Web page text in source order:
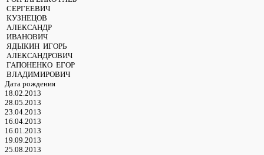
СЕРГЕЕВИЧ
КУЗНЕЦОВ
АЛЕКСАНДР
ИВАНОВИЧ
ЯДЫКИН ИГОРЬ
АЛЕКСАНДРОВИЧ
ГАПОНЕНКО ЕГОР
ВЛАДИМИРОВИЧ
Дата рождения
18.02.2013
28.05.2013
23.04.2013
16.04.2013
16.01.2013
19.09.2013
25.08.2013